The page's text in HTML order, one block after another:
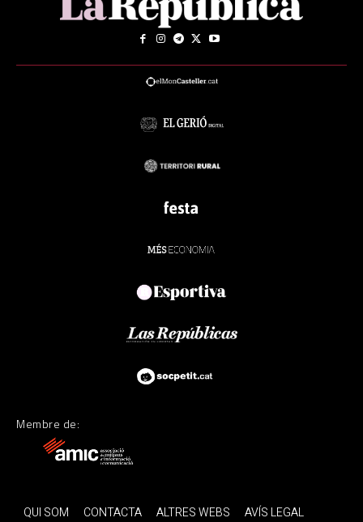
Membre de:
QUI SOM CONTACTA ALTRES WEBS AVÍS LEGAL